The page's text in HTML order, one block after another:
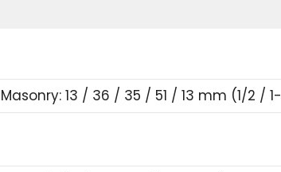
13 / 36 / 35 / 51 / 13 mm (1/2 /